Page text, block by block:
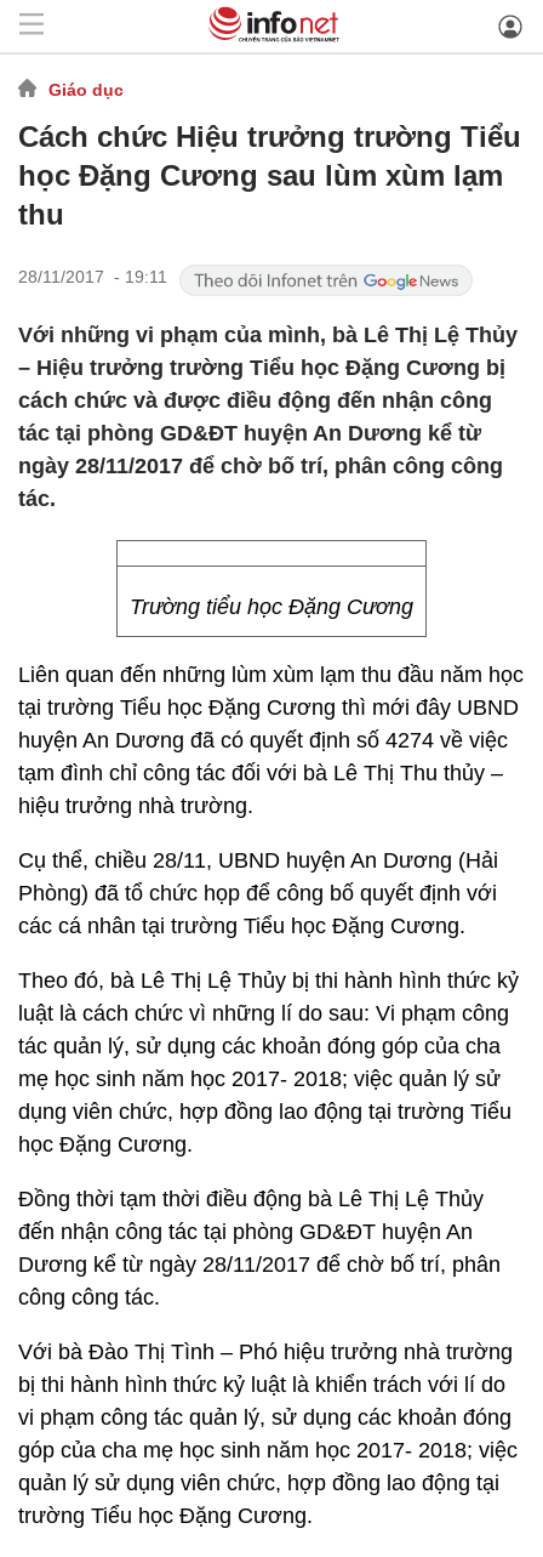
Giáo dục
Cách chức Hiệu trưởng trường Tiểu
học Đặng Cương sau lùm xùm lạm
thu
28/11/2017 - 19:11
Với những vi phạm của mình, bà Lê Thị Lệ Thủy
– Hiệu trưởng trường Tiểu học Đặng Cương bị
cách chức và được điều động đến nhận công
tác tại phòng GD&ĐT huyện An Dương kể từ
ngày 28/11/2017 để chờ bố trí, phân công công
tác.
Trường tiểu học Đặng Cương
Liên quan đến những lùm xùm lạm thu đầu năm học
tại trường Tiểu học Đặng Cương thì mới đây UBND
huyện An Dương đã có quyết định số 4274 về việc
tạm đình chỉ công tác đối với bà Lê Thị Thu thủy –
hiệu trưởng nhà trường.
Cụ thể, chiều 28/11, UBND huyện An Dương (Hải
Phòng) đã tổ chức họp để công bố quyết định với
các cá nhân tại trường Tiểu học Đặng Cương.
Theo đó, bà Lê Thị Lệ Thủy bị thi hành hình thức kỷ
luật là cách chức vì những lí do sau: Vi phạm công
tác quản lý, sử dụng các khoản đóng góp của cha
mẹ học sinh năm học 2017- 2018; việc quản lý sử
dụng viên chức, hợp đồng lao động tại trường Tiểu
học Đặng Cương.
Đồng thời tạm thời điều động bà Lê Thị Lệ Thủy
đến nhận công tác tại phòng GD&ĐT huyện An
Dương kể từ ngày 28/11/2017 để chờ bố trí, phân
công công tác.
Với bà Đào Thị Tình – Phó hiệu trưởng nhà trường
bị thi hành hình thức kỷ luật là khiển trách với lí do
vi phạm công tác quản lý, sử dụng các khoản đóng
góp của cha mẹ học sinh năm học 2017- 2018; việc
quản lý sử dụng viên chức, hợp đồng lao động tại
trường Tiểu học Đặng Cương.